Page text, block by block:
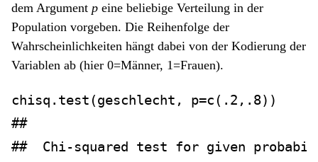
dem Argument p eine beliebige Verteilung in der
Population vorgeben. Die Reihenfolge der
Wahrscheinlichkeiten hängt dabei von der Kodierung der
Variablen ab (hier 0=Männer, 1=Frauen).
chisq.test (geschlecht, p=c (. 2 ,. 8))
##
##  Chi-squared test for given